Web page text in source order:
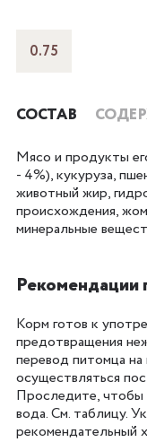
0.75
СОСТАВ
Мясо и продукты
- 4%), кукуруза,
животный жир,
происхождения,
минеральные
Рекомендации
Корм готов к
предотвращения
перевод питомца
осуществляться
Проследите, чтобы
вода. См. таблицу.
рекомендательный